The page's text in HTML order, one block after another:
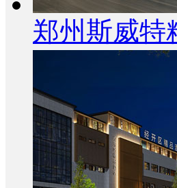
郑州斯威特